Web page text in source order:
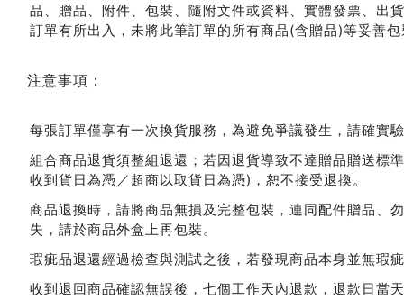
品、贈品、附件、包裝、隨附文件或資料、實體發票、出
訂單有所出入，未將此筆訂單的所有商品(含贈品)等妥善
注意事項：
每張訂單僅享有一次換貨服務，為避免爭議發生，請確實
組合商品退貨須整組退還；若因退貨導致不達贈品贈送標
收到貨日為憑／超商以取貨日為憑)，恕不接受退換。
商品退換時，請將商品無損及完整包裝，連同配件贈品、
失，請於商品外盒上再包裝。
瑕疵品退還經過檢查與測試之後，若發現商品本身並無瑕
收到退回商品確認無誤後，七個工作天內退款，退款日當